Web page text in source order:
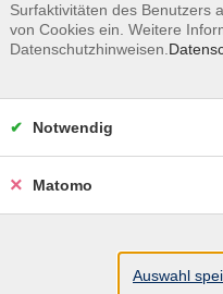
Surfaktivitäten des Benutzers
von Cookies ein. Weitere
Datenschutzhinweisen.
Notwendig
Matomo
Auswahl